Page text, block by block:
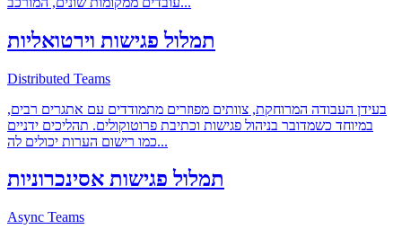
תמלול פגישות וירטואליות
Distributed Teams
בעידן העבודה המרוחקת, צוותים מפוזרים מתמודדים עם אתגרים רבים,
במיוחד כשמדובר בניהול פגישות וכתיבת פרוטוקולים. תהליכים ידניים
כמו רישום הערות יכולים לה...
תמלול פגישות אסינכרוניות
Async Teams